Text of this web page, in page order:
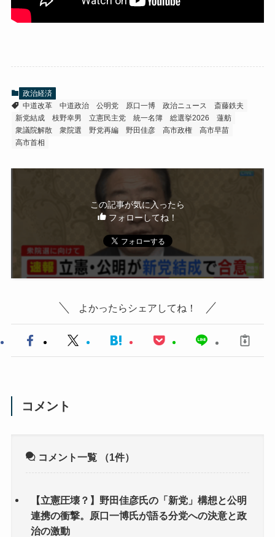
政治経済
中道改革
中道政治 公明党 原口一博 政治ニュース
斎藤鉄夫
新党結成
枝野幸男 立憲民主党 統一名簿 総選挙2026
蓮舫
衆議院解散
衆院選 野党再編 野田佳彦 高市政権
高市早苗
高市首相
この記事が気に入ったら
フォローしてね！
よかったらシェアしてね！
コメント
コメント一覧 （1件）
【立憲圧壊？】野田佳彦氏の「新党」構想と公明
連携の衝撃。原口一博氏が語る分党への決意と政
治の激動